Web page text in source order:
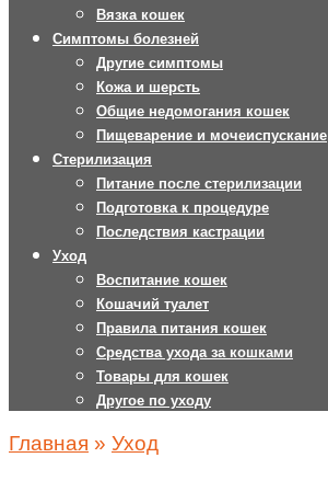
Вязка кошек
Симптомы болезней
Другие симптомы
Кожа и шерсть
Общие недомогания кошек
Пищеварение и мочеиспускание
Стерилизация
Питание после стерилизации
Подготовка к процедуре
Последствия кастрации
Уход
Воспитание кошек
Кошачий туалет
Правила питания кошек
Средства ухода за кошками
Товары для кошек
Другое по уходу
Главная » Уход